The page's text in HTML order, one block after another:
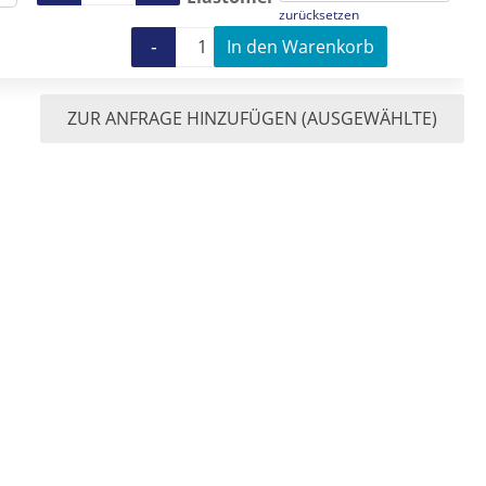
zurücksetzen
Stator NM 003 SY11 Menge
- +
In den Warenkorb
ZUR ANFRAGE HINZUFÜGEN (AUSGEWÄHLTE)